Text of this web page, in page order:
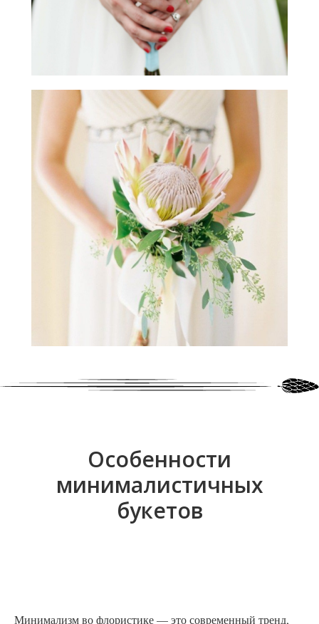
Особенности
минималистичных
букетов
Минимализм во флористике — это современный тренд,